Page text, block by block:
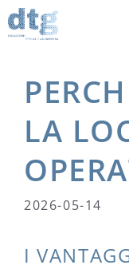
LA
2026-05-14
I